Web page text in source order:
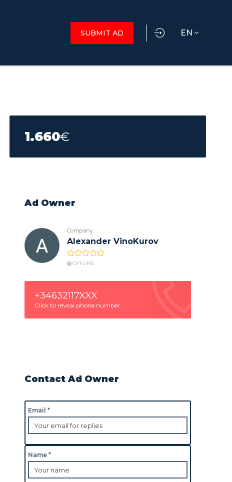
EN
SUBMIT AD
1.660€
Ad Owner
Company
Alexander VinoKurov
OFFLINE
+34632117XXX
Click to reveal phone number
Contact Ad Owner
Email *
Name *